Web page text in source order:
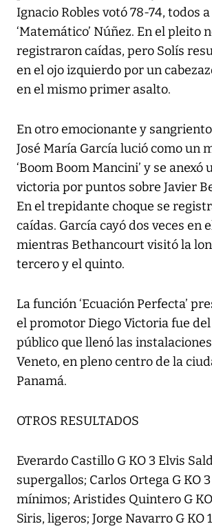
Ignacio Robles votó 78-74, todos
‘Matemático’ Núñez. En el pleito
registraron caídas, pero Solís
en el ojo izquierdo por un
en el mismo primer asalto.
En otro emocionante y
José María García lució como un
‘Boom Boom Mancini’ y se anexó
victoria por puntos sobre Javier
En el trepidante choque se
caídas. García cayó dos veces en
mientras Bethancourt visitó la
tercero y el quinto.
La función ‘Ecuación Perfecta’
el promotor Diego Victoria fue
público que llenó las
Veneto, en pleno centro de la
Panamá.
OTROS RESULTADOS
Everardo Castillo G KO 3 Elvis
supergallos; Carlos Ortega G KO
mínimos; Aristides Quintero G
Siris, ligeros; Jorge Navarro G KO